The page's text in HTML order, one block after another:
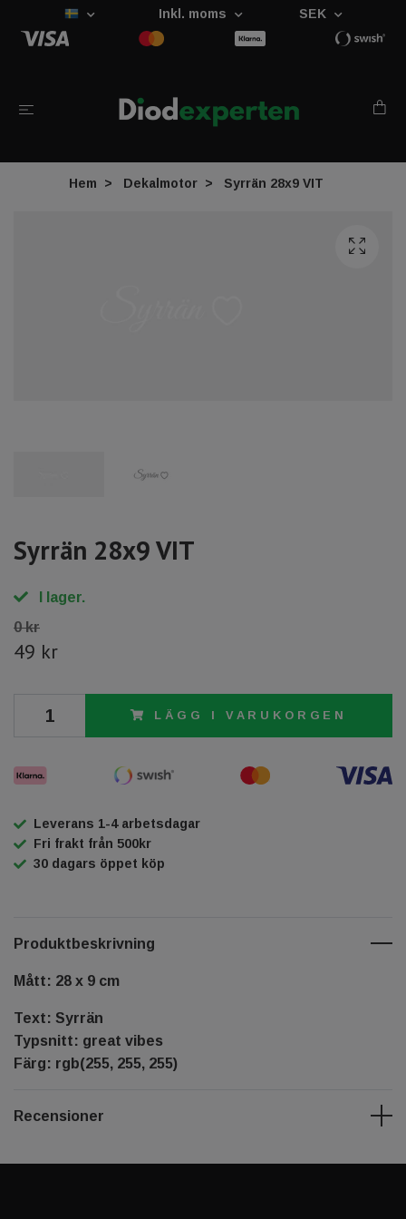
Inkl. moms SEK
Hem Dekalmotor Syrrän 28x9 VIT
Syrrän 28x9 VIT
I lager.
0 kr
49 kr
LÄGG I VARUKORGEN
Leverans 1-4 arbetsdagar
Fri frakt från 500kr
30 dagars öppet köp
Produktbeskrivning
Mått: 28 x 9 cm
Text: Syrrän
Typsnitt: great vibes
Färg: rgb(255, 255, 255)
Recensioner